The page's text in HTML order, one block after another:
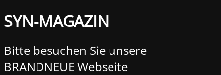
SYN-MAGAZIN
Bitte besuchen Sie unsere
BRANDNEUE Webseite